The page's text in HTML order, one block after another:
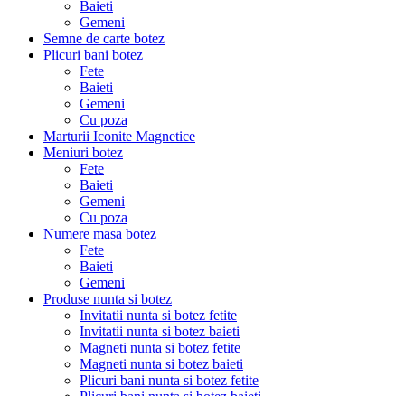
Baieti
Gemeni
Semne de carte botez
Plicuri bani botez
Fete
Baieti
Gemeni
Cu poza
Marturii Iconite Magnetice
Meniuri botez
Fete
Baieti
Gemeni
Cu poza
Numere masa botez
Fete
Baieti
Gemeni
Produse nunta si botez
Invitatii nunta si botez fetite
Invitatii nunta si botez baieti
Magneti nunta si botez fetite
Magneti nunta si botez baieti
Plicuri bani nunta si botez fetite